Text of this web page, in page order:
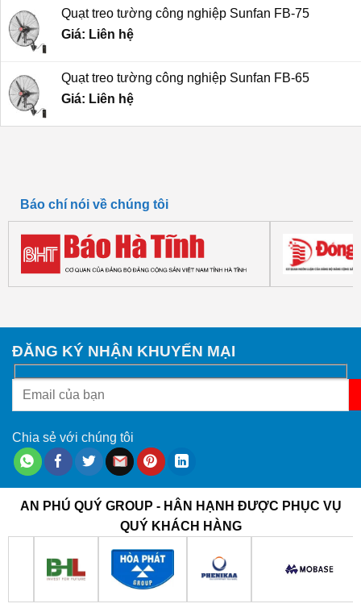
5,100,000 ₫.là:
Quạt treo tường công nghiệp Sunfan FB-75
Giá: Liên hệ
Quạt treo tường công nghiệp Sunfan FB-65
Giá: Liên hệ
Báo chí nói về chúng tôi
ĐĂNG KÝ NHẬN KHUYẾN MẠI
Chia sẻ với chúng tôi
AN PHÚ QUÝ GROUP - HÂN HẠNH ĐƯỢC PHỤC VỤ
QUÝ KHÁCH HÀNG